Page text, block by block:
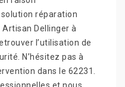
réparation
Dellinger à
l’utilisation de
N’hésitez pas à
dans le 62231.
et nous